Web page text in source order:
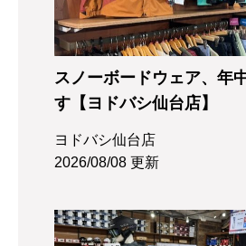
スノーボードウェア、年
す【ヨドバシ仙台店】
ヨドバシ仙台店
2026/08/08 更新